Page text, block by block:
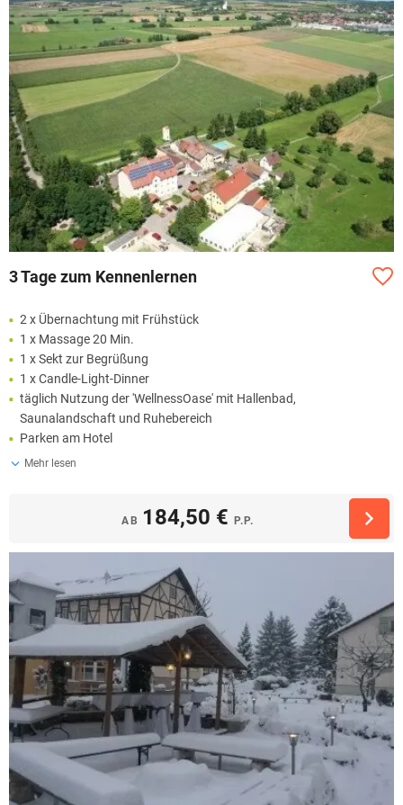
3 Tage zum Kennenlernen
2 x Übernachtung mit Frühstück
1 x Massage 20 Min.
1 x Sekt zur Begrüßung
1 x Candle-Light-Dinner
täglich Nutzung der 'WellnessOase' mit Hallenbad,
Saunalandschaft und Ruhebereich
Parken am Hotel
Mehr lesen
AB 184,50 € P.P.